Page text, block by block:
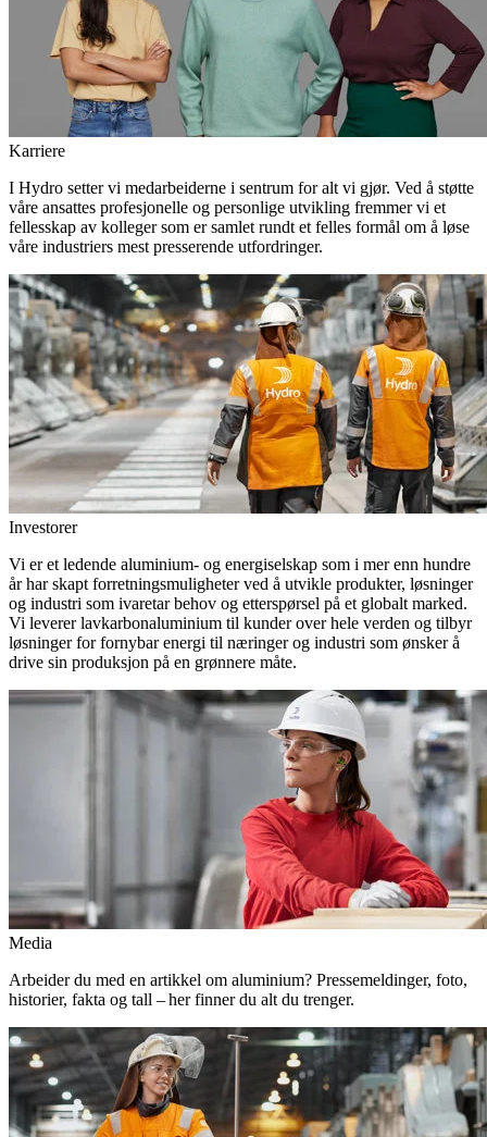
Karriere
I Hydro setter vi medarbeiderne i sentrum for alt vi gjør. Ved å støtte
våre ansattes profesjonelle og personlige utvikling fremmer vi et
fellesskap av kolleger som er samlet rundt et felles formål om å løse
våre industriers mest presserende utfordringer.
Investorer
Vi er et ledende aluminium- og energiselskap som i mer enn hundre
år har skapt forretningsmuligheter ved å utvikle produkter, løsninger
og industri som ivaretar behov og etterspørsel på et globalt marked.
Vi leverer lavkarbonaluminium til kunder over hele verden og tilbyr
løsninger for fornybar energi til næringer og industri som ønsker å
drive sin produksjon på en grønnere måte.
Media
Arbeider du med en artikkel om aluminium? Pressemeldinger, foto,
historier, fakta og tall – her finner du alt du trenger.